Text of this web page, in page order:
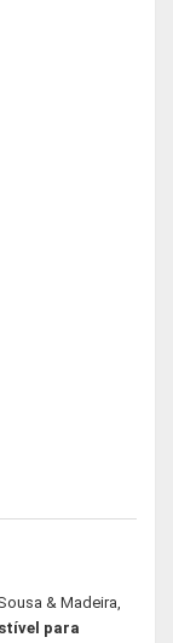
& Madeira,
para